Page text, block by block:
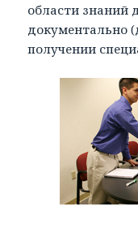
области знаний
документально
получении